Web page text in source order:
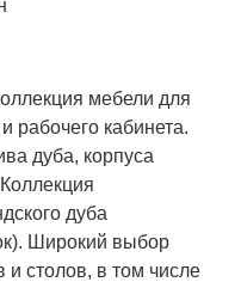
мебели для
рабочего кабинета.
дуба, корпуса
дуба
Широкий выбор
столов, в том числе